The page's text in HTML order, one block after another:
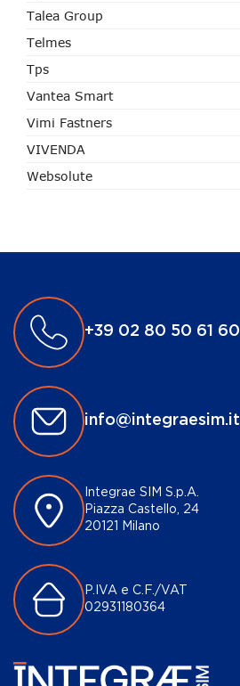
Talea Group
Telmes
Tps
Vantea Smart
Vimi Fastners
VIVENDA
Websolute
+39 02 80 50 61 60
info@integraesim.it
Integrae SIM S.p.A.
Piazza Castello, 24
20121 Milano
P.IVA e C.F./VAT
02931180364